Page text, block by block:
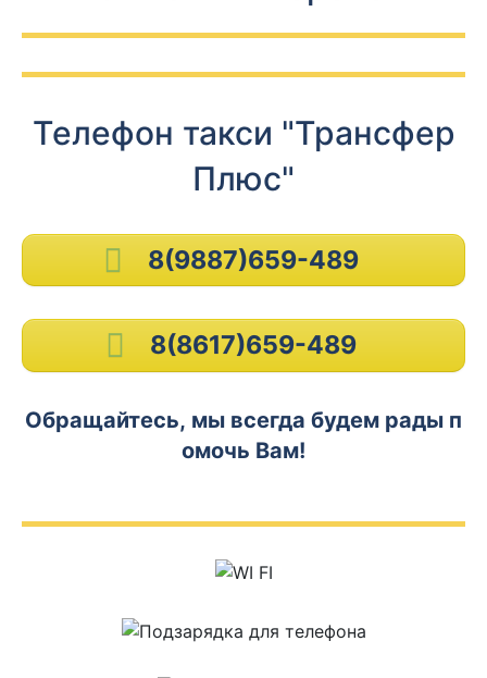
Телефон такси "Трансфер
Плюс"
8(9887)659-489
8(8617)659-489
Обращайтесь, мы всегда будем рады п
омочь Вам!